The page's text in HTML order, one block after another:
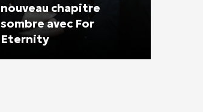
nouveau chapitre
sombre avec For
Eternity